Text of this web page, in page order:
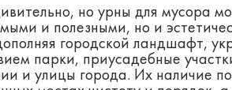
но урны для мусора
и полезными, но и
городской ландшафт,
парки, приусадебные
и улицы города. Их наличие